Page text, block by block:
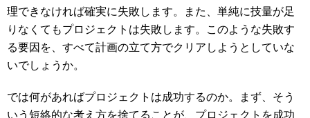
理できなければ確実に失敗します。また、単純に技量が足
りなくてもプロジェクトは失敗します。このような失敗す
る要因を、すべて計画の立て方でクリアしようとしていな
いでしょうか。
では何があればプロジェクトは成功するのか。まず、そう
いう短絡的な考え方を捨てることが、プロジェクトを成功